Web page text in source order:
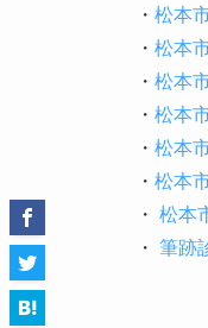
・ 松本
・ 松本
・ 松本
・ 松本
・ 松本
・ 松本
・ 松本
・ 筆跡